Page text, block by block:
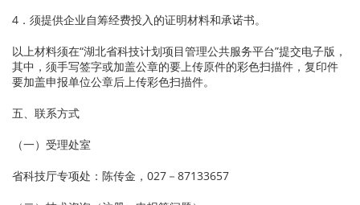
4．须提供企业自筹经费投入的证明材料和承诺书。
以上材料须在“湖北省科技计划项目管理公共服务平台”提交电子版，
其中，须手写签字或加盖公章的要上传原件的彩色扫描件，复印件
要加盖申报单位公章后上传彩色扫描件。
五、联系方式
（一）受理处室
省科技厅专项处：陈传金，027－87133657